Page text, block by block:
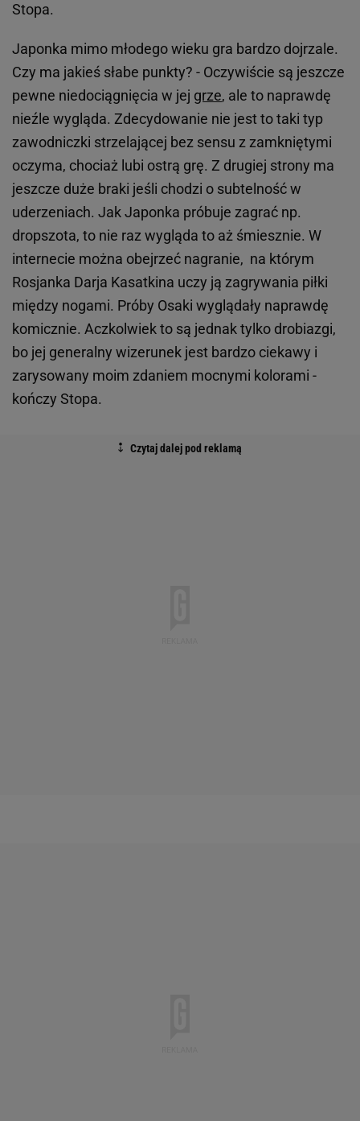
Stopa.
Japonka mimo młodego wieku gra bardzo dojrzale.
Czy ma jakieś słabe punkty? - Oczywiście są jeszcze
pewne niedociągnięcia w jej grze, ale to naprawdę
nieźle wygląda. Zdecydowanie nie jest to taki typ
zawodniczki strzelającej bez sensu z zamkniętymi
oczyma, chociaż lubi ostrą grę. Z drugiej strony ma
jeszcze duże braki jeśli chodzi o subtelność w
uderzeniach. Jak Japonka próbuje zagrać np.
dropszota, to nie raz wygląda to aż śmiesznie. W
internecie można obejrzeć nagranie, na którym
Rosjanka Darja Kasatkina uczy ją zagrywania piłki
między nogami. Próby Osaki wyglądały naprawdę
komicznie. Aczkolwiek to są jednak tylko drobiazgi,
bo jej generalny wizerunek jest bardzo ciekawy i
zarysowany moim zdaniem mocnymi kolorami -
kończy Stopa.